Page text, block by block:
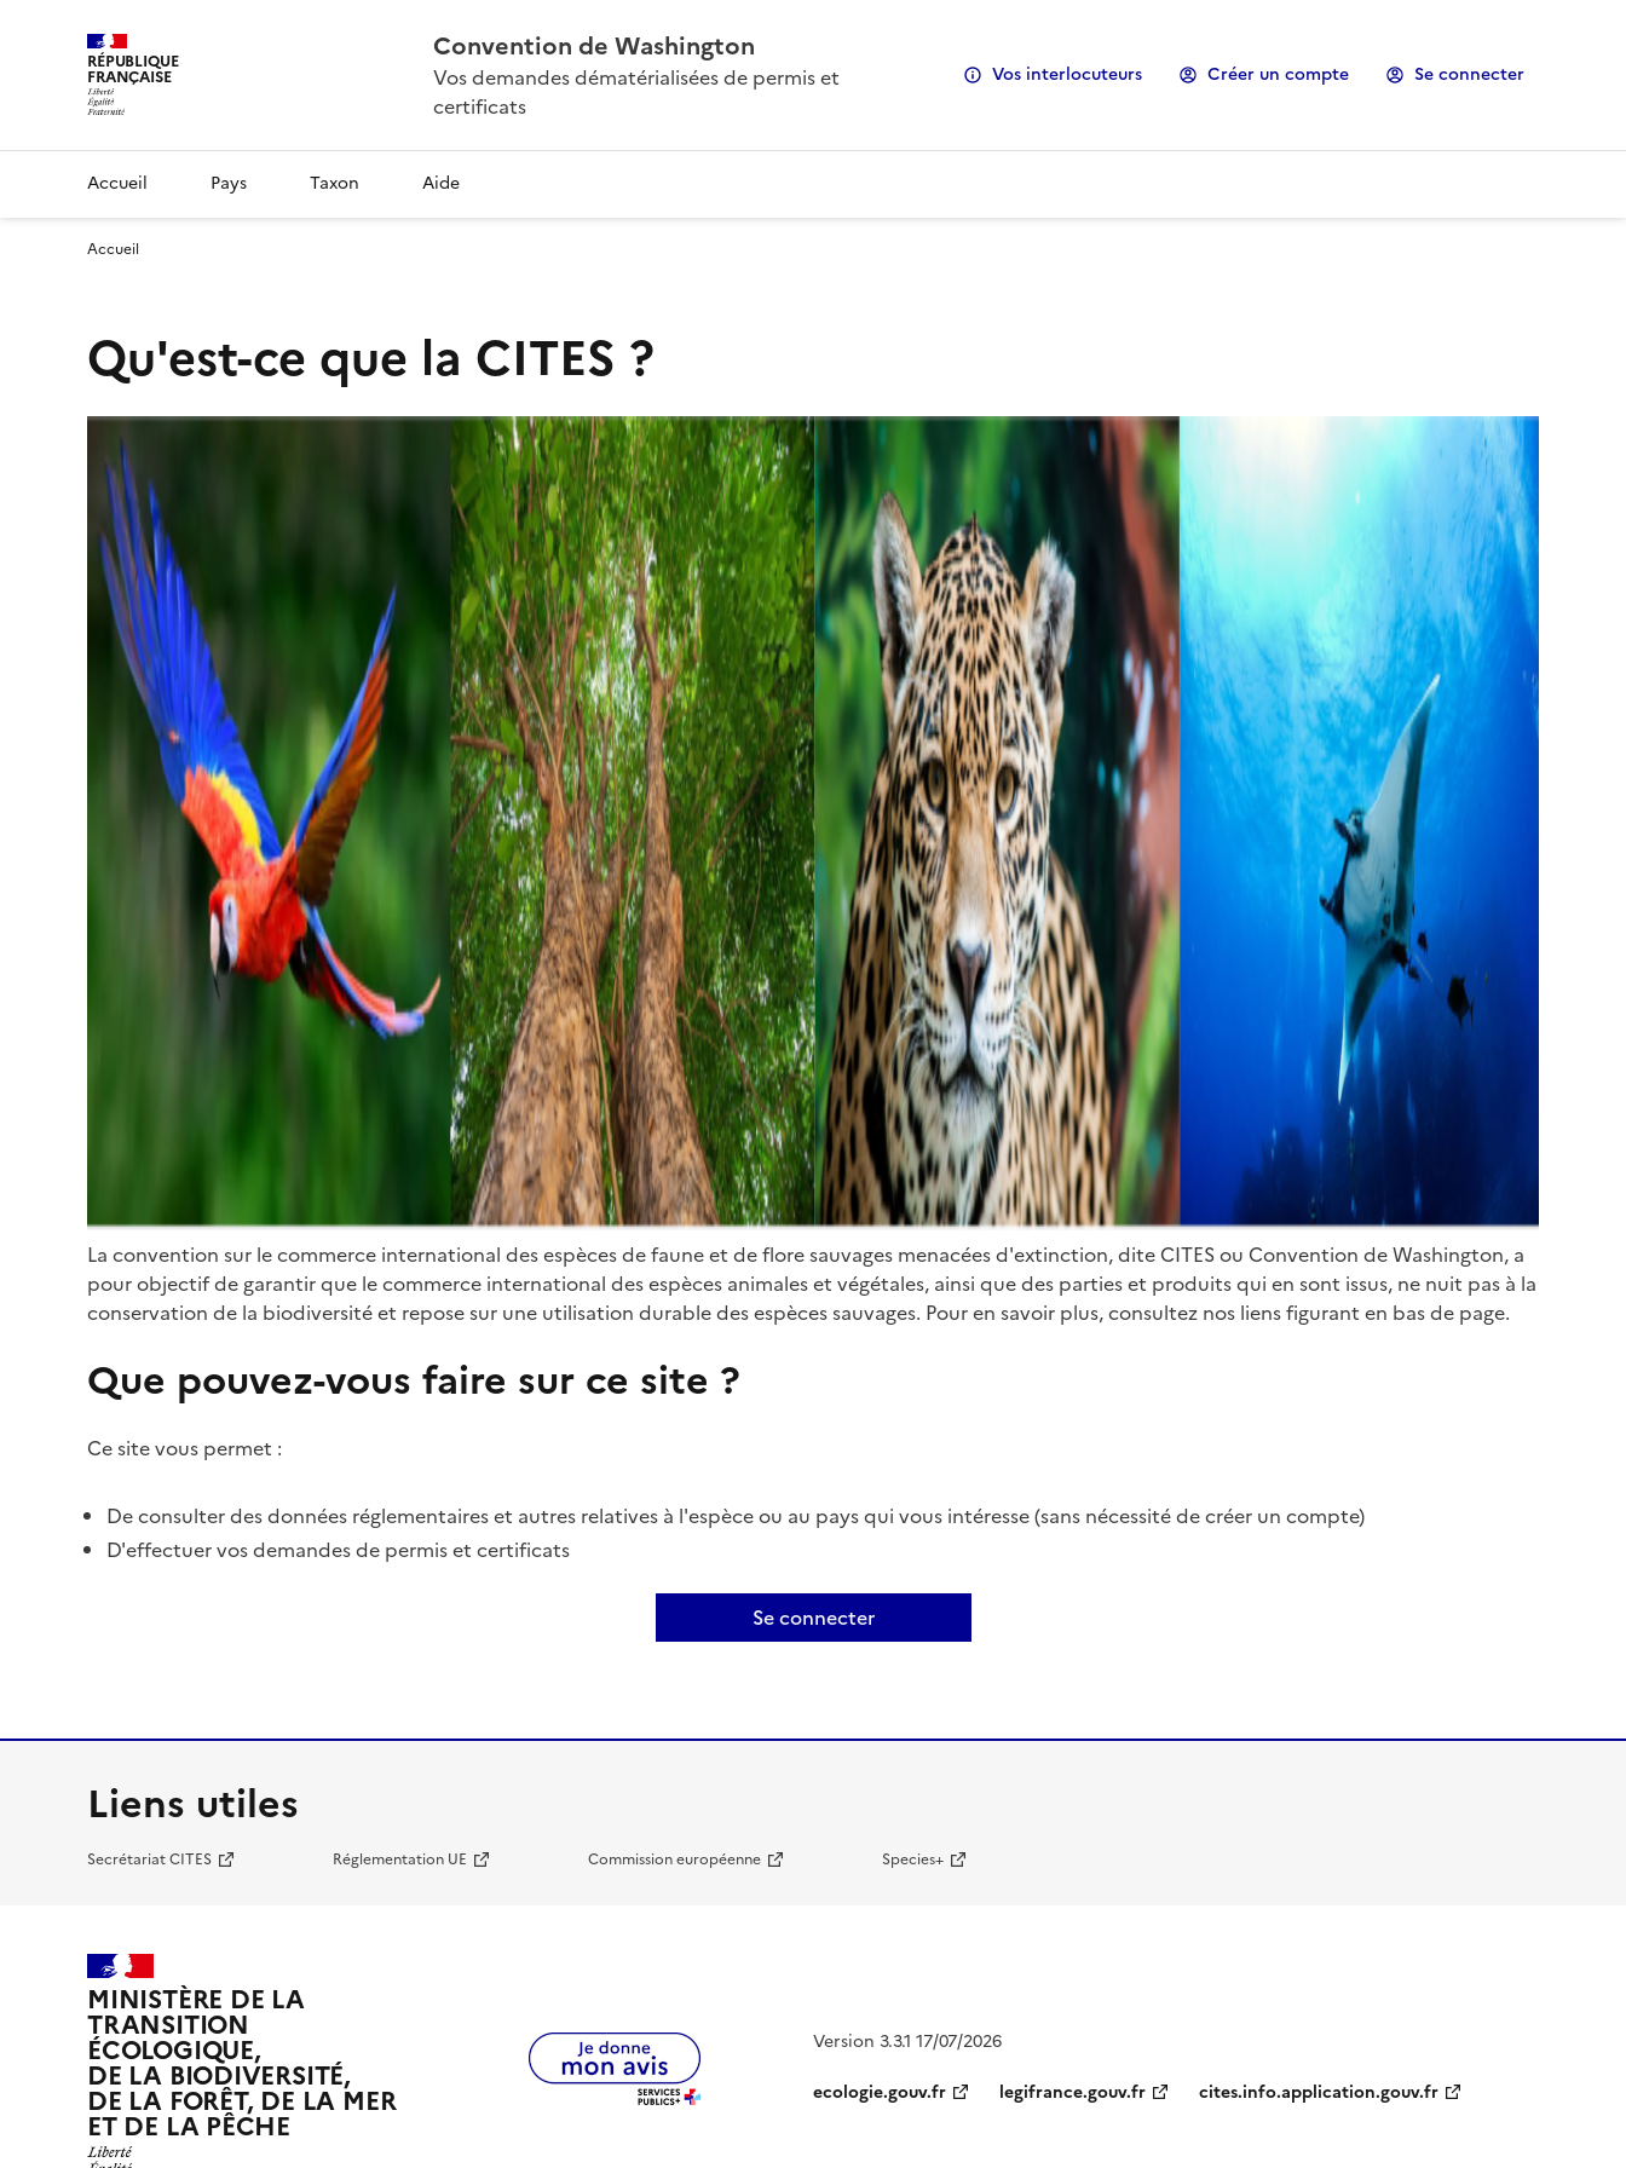
RÉPUBLIQUE
FRANÇAISE
Convention de Washington
Vos demandes dématérialisées de permis et
certificats
Vos interlocuteurs Créer un compte Se connecter
Accueil Pays Taxon Aide
Accueil
Qu'est-ce que la CITES ?
La convention sur le commerce international des espèces de faune et de flore sauvages menacées d'extinction, dite CITES ou Convention de Washington, a
pour objectif de garantir que le commerce international des espèces animales et végétales, ainsi que des parties et produits qui en sont issus, ne nuit pas à la
conservation de la biodiversité et repose sur une utilisation durable des espèces sauvages. Pour en savoir plus, consultez nos liens figurant en bas de page.
Que pouvez-vous faire sur ce site ?
Ce site vous permet :
De consulter des données réglementaires et autres relatives à l'espèce ou au pays qui vous intéresse (sans nécessité de créer un compte)
D'effectuer vos demandes de permis et certificats
Se connecter
Liens utiles
Secrétariat CITES Réglementation UE Commission européenne Species+
MINISTÈRE DE LA
TRANSITION
ÉCOLOGIQUE,
DE LA BIODIVERSITÉ,
DE LA FORÊT, DE LA MER
ET DE LA PÊCHE
Version 3.3.1 17/07/2026
ecologie.gouv.fr
legifrance.gouv.fr cites.info.application.gouv.fr